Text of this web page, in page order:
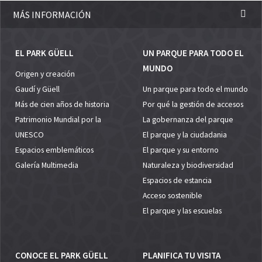
MÁS INFORMACIÓN
EL PARK GÜELL
Origen y creación
Gaudí y Güell
Más de cien años de historia
Patrimonio Mundial por la
UNESCO
Espacios emblemáticos
Galería Multimedia
UN PARQUE PARA TODO EL
MUNDO
Un parque para todo el mundo
Por qué la gestión de accesos
La gobernanza del parque
El parque y la ciudadania
El parque y su entorno
Naturaleza y biodiversidad
Espacios de estancia
Acceso sostenible
El parque y las escuelas
CONOCE EL PARK GÜELL PLANIFICA TU VISITA